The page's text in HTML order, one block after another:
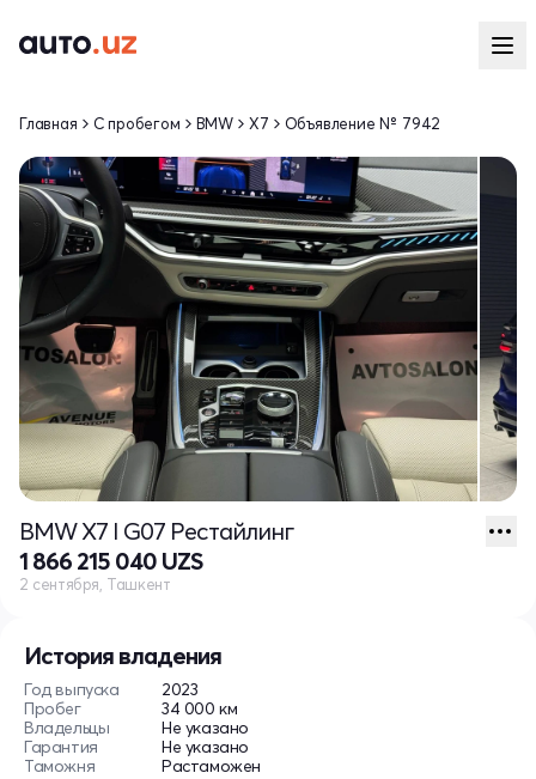
История владения
Год выпуска
2023
Пробег
34 000 км
Владельцы
Не указано
Гарантия
Не указано
Таможня
Растаможен
Главная С пробегом BMW X7 Объявление № 7942
BMW X7 I G07 Рестайлинг
1 866 215 040 UZS
2 сентября, Ташкент